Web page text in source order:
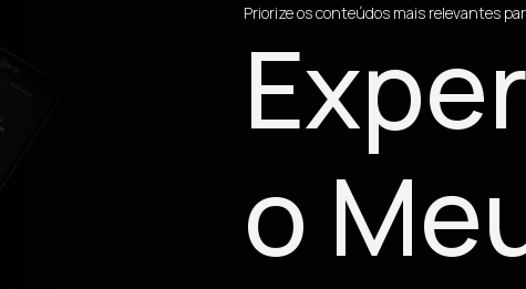
Priorize os conteúdos mais relevantes
o